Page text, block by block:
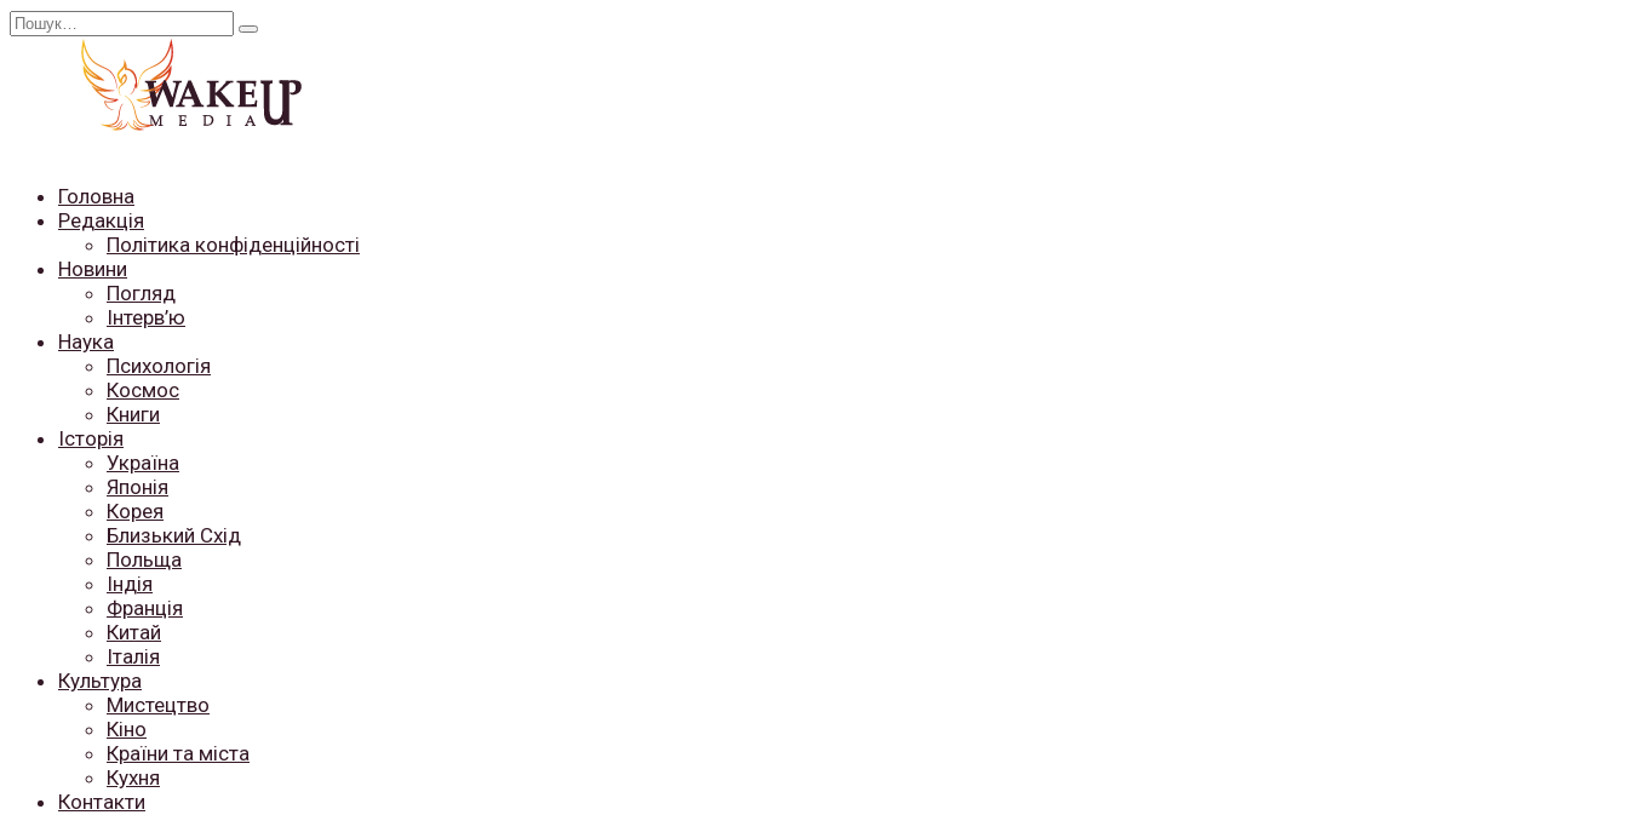
Перейти
Search
Головна
Редакція
Політика конфіденційності
Новини
Погляд
Інтерв’ю
Наука
Психологія
Космос
Книги
Історія
Україна
Японія
Корея
Близький Схід
Польща
Індія
Франція
Китай
Італія
Культура
Мистецтво
Кіно
Країни та міста
Кухня
Контакти